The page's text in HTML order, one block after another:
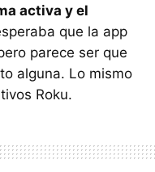
activa y el
que la app
parece ser que
alguna. Lo mismo
Roku.